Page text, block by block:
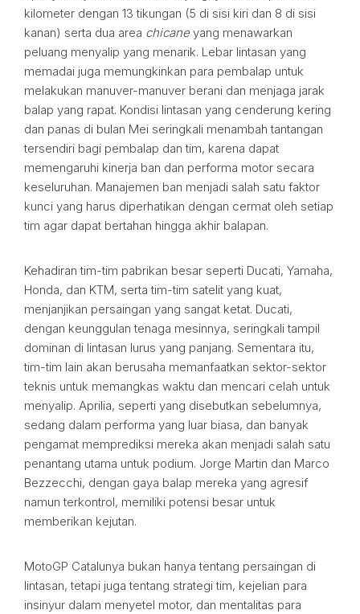
kilometer dengan 13 tikungan (5 di sisi kiri dan 8 di sisi
kanan) serta dua area chicaneyang menawarkan
peluang menyalip yang menarik. Lebar lintasan yang
memadai juga memungkinkan para pembalap untuk
melakukan manuver-manuver berani dan menjaga jarak
balap yang rapat. Kondisi lintasan yang cenderung kering
dan panas di bulan Mei seringkali menambah tantangan
tersendiri bagi pembalap dan tim, karena dapat
memengaruhi kinerja ban dan performa motor secara
keseluruhan. Manajemen ban menjadi salah satu faktor
kunci yang harus diperhatikan dengan cermat oleh setiap
tim agar dapat bertahan hingga akhir balapan.
Kehadiran tim-tim pabrikan besar seperti Ducati, Yamaha,
Honda, dan KTM, serta tim-tim satelit yang kuat,
menjanjikan persaingan yang sangat ketat. Ducati,
dengan keunggulan tenaga mesinnya, seringkali tampil
dominan di lintasan lurus yang panjang. Sementara itu,
tim-tim lain akan berusaha memanfaatkan sektor-sektor
teknis untuk memangkas waktu dan mencari celah untuk
menyalip. Aprilia, seperti yang disebutkan sebelumnya,
sedang dalam performa yang luar biasa, dan banyak
pengamat memprediksi mereka akan menjadi salah satu
penantang utama untuk podium. Jorge Martin dan Marco
Bezzecchi, dengan gaya balap mereka yang agresif
namun terkontrol, memiliki potensi besar untuk
memberikan kejutan.
MotoGP Catalunya bukan hanya tentang persaingan di
lintasan, tetapi juga tentang strategi tim, kejelian para
insinyur dalam menyetel motor, dan mentalitas para